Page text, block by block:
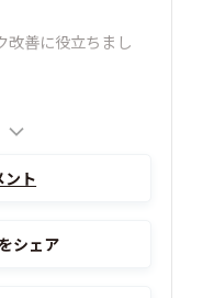
改善に役立ちまし
ント
シェア